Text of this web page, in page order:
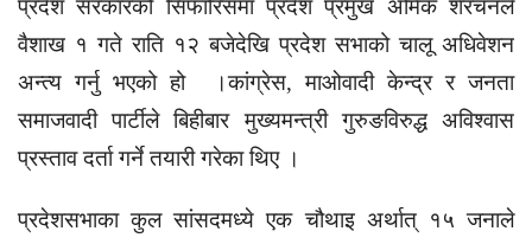
प्रदेश सरकारको सिफारिसमा प्रदेश प्रमुख अमिक शेरचनले
वैशाख १ गते राति १२ बजेदेखि प्रदेश सभाको चालू अधिवेशन
अन्त्य गर्नु भएको हो ।कांग्रेस, माओवादी केन्द्र र जनता
समाजवादी पार्टीले बिहीबार मुख्यमन्त्री गुरुङविरुद्ध अविश्वास
प्रस्ताव दर्ता गर्ने तयारी गरेका थिए ।
प्रदेशसभाका कुल सांसदमध्ये एक चौथाइ अर्थात् १५ जनाले